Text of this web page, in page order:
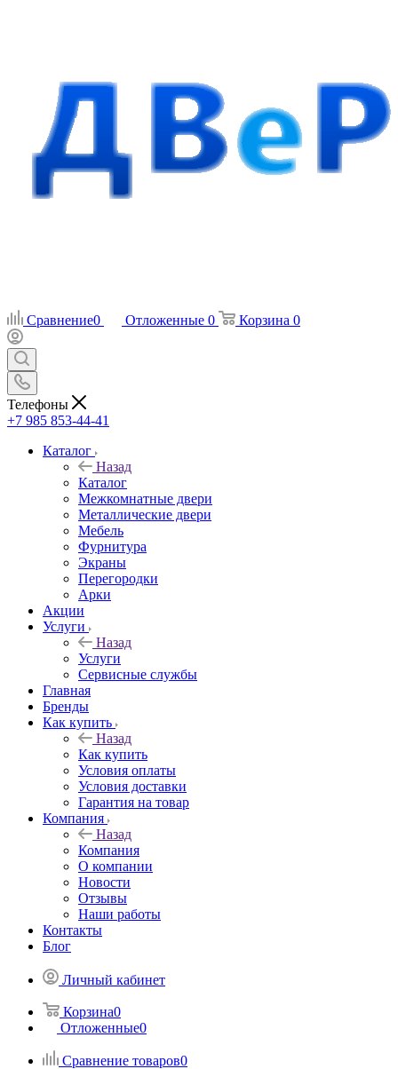
Сравнение0 Отложенные 0 Корзина 0
Телефоны
+7 985 853-44-41
Каталог
Назад
Каталог
Межкомнатные двери
Металлические двери
Мебель
Фурнитура
Экраны
Перегородки
Арки
Акции
Услуги
Назад
Услуги
Сервисные службы
Главная
Бренды
Как купить
Назад
Как купить
Условия оплаты
Условия доставки
Гарантия на товар
Компания
Назад
Компания
О компании
Новости
Отзывы
Наши работы
Контакты
Блог
Личный кабинет
Корзина0
Отложенные0
Сравнение товаров0